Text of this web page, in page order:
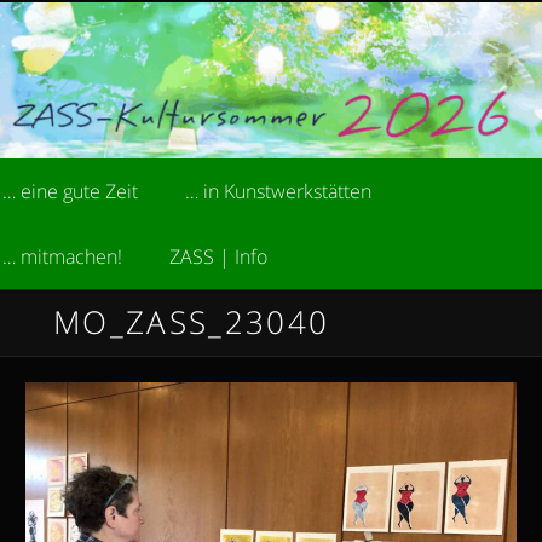
Zum
primären
Inhalt
springenZASS-Kultursommer
kreative Sommerakademie der Stiftung ZASS
… eine gute Zeit … in Kunstwerkstätten
… mitmachen! ZASS | Info
MO_ZASS_23040